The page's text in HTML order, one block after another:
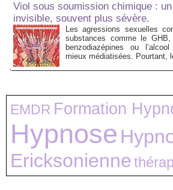
Viol sous soumission chimique :
invisible, souvent plus sévère.
Les agressions sexuelles
substances comme le
benzodiazépines ou
mieux médiatisées. Pourtant,
EMDR Formation
Hypnose
Ericksonienne